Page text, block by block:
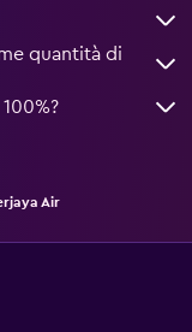
quantità di
Air